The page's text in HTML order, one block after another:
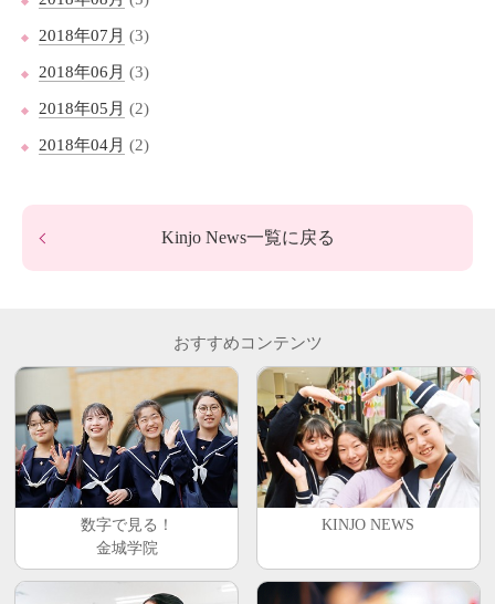
2018年07月 (3)
2018年06月 (3)
2018年05月 (2)
2018年04月 (2)
Kinjo News一覧に戻る
おすすめコンテンツ
数字で見る！
金城学院
KINJO NEWS